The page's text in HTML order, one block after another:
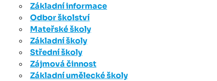
Základní informace
Odbor školství
Mateřské školy
Základní školy
Střední školy
Zájmová činnost
Základní umělecké školy